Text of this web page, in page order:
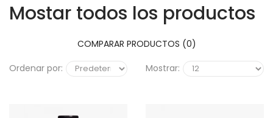
Mostar todos los productos
COMPARAR PRODUCTOS (0)
Ordenar por:
Mostrar: